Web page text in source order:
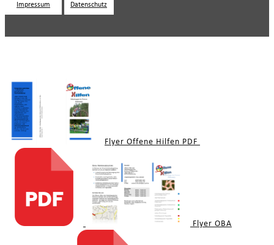
Impressum Datenschutz
Flyer Offene Hilfen PDF
Flyer OBA